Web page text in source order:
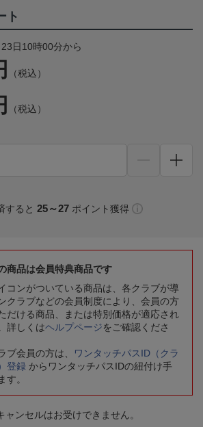
ト
日10時00分から
（税込）
（税込）
すると 25～27 ポイント獲得
商品は会員特典商品です
コンがついている商品は、各クラブが導
クラブなどの会員制度により、会員の方
だける商品、または特別価格が適応され
詳しくはヘルプページをご確認くださ
ブ会員の方は、
ワンタッチパスID（クラ
登録 からワンタッチパスIDの紐付け手
す。
ンセルはお受けできません。